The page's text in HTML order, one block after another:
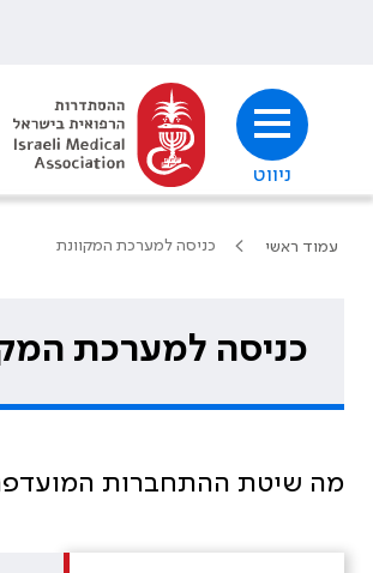
ניווט
עמוד ראשי כניסה למערכת המקוונת
כניסה למערכת
מה שיטת ההתחברות